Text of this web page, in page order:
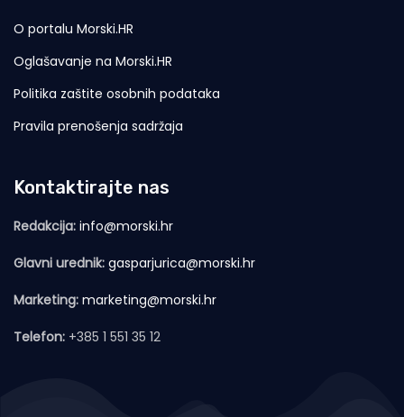
O portalu Morski.HR
Oglašavanje na Morski.HR
Politika zaštite osobnih podataka
Pravila prenošenja sadržaja
Kontaktirajte nas
Redakcija: info@morski.hr
Glavni urednik: gasparjurica@morski.hr
Marketing: marketing@morski.hr
Telefon: +385 1 551 35 12